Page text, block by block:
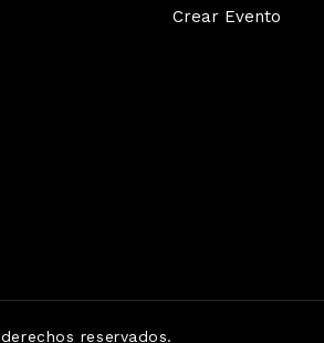
Crear Evento
reservados.